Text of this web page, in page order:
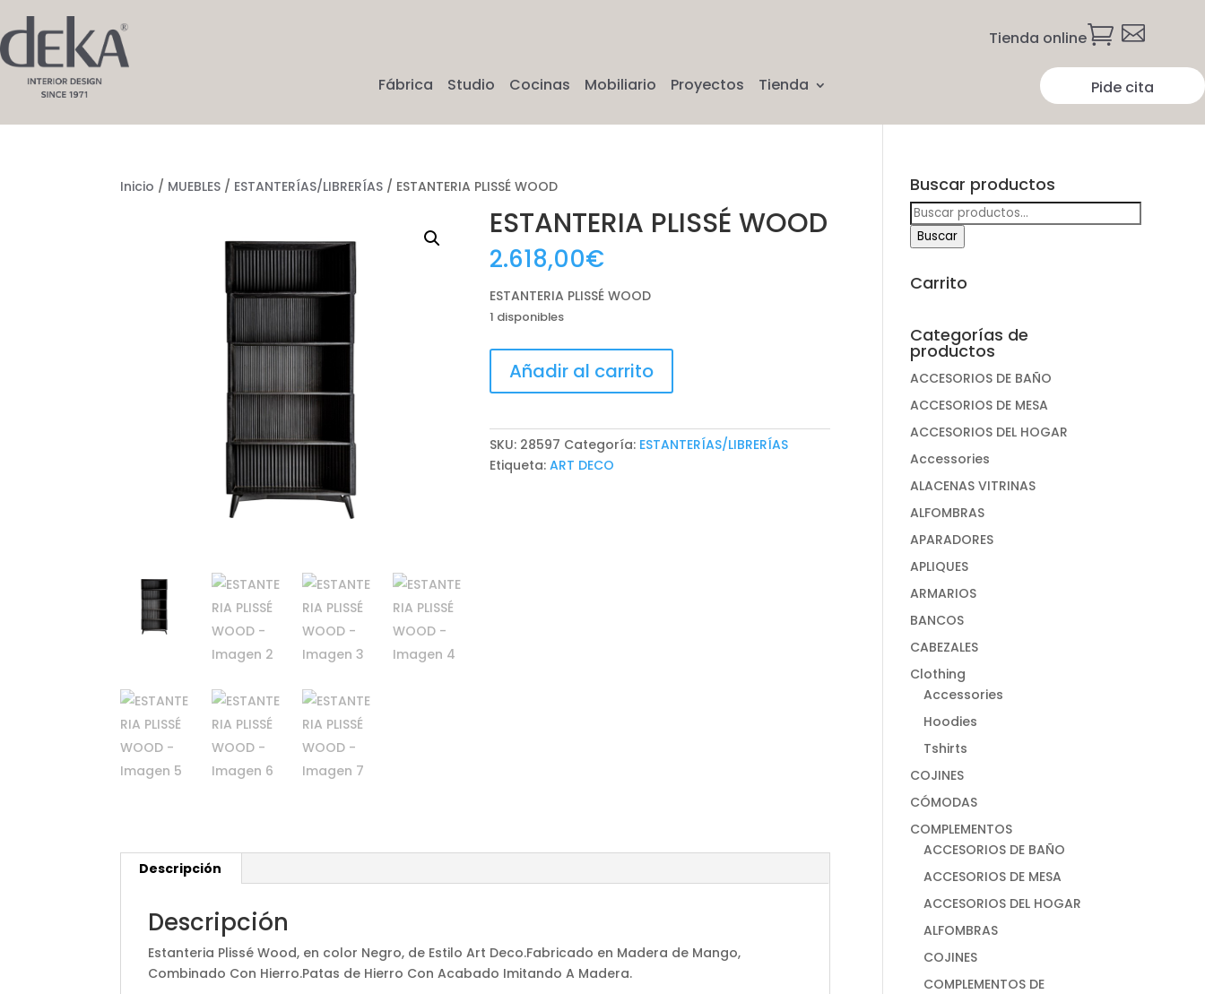
Tienda online 
Fábrica Studio Cocinas Mobiliario Proyectos Tienda Pide cita
Inicio / MUEBLES / ESTANTERÍAS/LIBRERÍAS / ESTANTERIA PLISSÉ WOOD
ESTANTERIA PLISSÉ WOOD
2.618,00€
ESTANTERIA PLISSÉ WOOD
1 disponibles
PLISSÉ
WOOD
Añadir al carrito
SKU: 28597 Categoría: ESTANTERÍAS/LIBRERÍAS
Etiqueta:ART DECO
Descripción
Descripción
Estanteria Plissé Wood, en color Negro, de Estilo Art Deco.Fabricado en Madera de Mango,
Combinado Con Hierro.Patas de Hierro Con Acabado Imitando A Madera.
Buscar productos
Buscar
por:
Buscar
Carrito
Categorías de
productos
ACCESORIOS DE BAÑO
ACCESORIOS DE MESA
ACCESORIOS DEL HOGAR
Accessories
ALACENAS VITRINAS
ALFOMBRAS
APARADORES
APLIQUES
ARMARIOS
BANCOS
CABEZALES
Clothing
Accessories
Hoodies
Tshirts
COJINES
CÓMODAS
COMPLEMENTOS
ACCESORIOS DE BAÑO
ACCESORIOS DE MESA
ACCESORIOS DEL HOGAR
ALFOMBRAS
COJINES
COMPLEMENTOS DE